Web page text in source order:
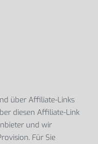
über Affiliate-Links
diesen Affiliate-Link
und wir
Für Sie